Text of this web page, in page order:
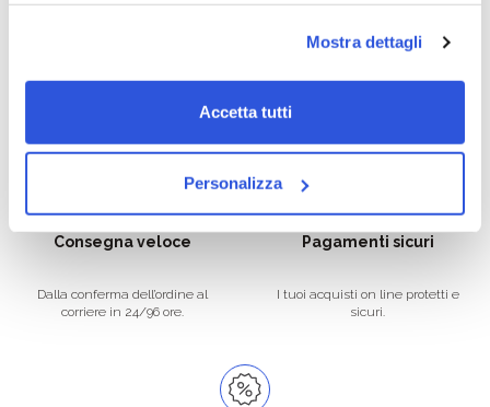
Mostra dettagli
Accetta tutti
Personalizza
Catalogo prodotti ampio e completo
Con un acquisto minimo di 29.90 €
Spedizioni in tutta Europa a 20€.
Consegna veloce
Dalla conferma dell’ordine al
corriere in 24/96 ore.
Pagamenti sicuri
I tuoi acquisti on line protetti e
sicuri.